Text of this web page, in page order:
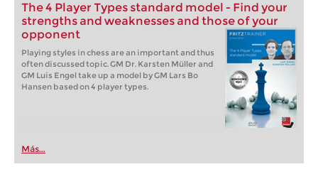
The 4 Player Types standard model - Find your
strengths and weaknesses and those of your
opponent
Playing styles in chess are an important and thus
often discussed topic. GM Dr. Karsten Müller and
GM Luis Engel take up a model by GM Lars Bo
Hansen based on 4 player types.
Más...